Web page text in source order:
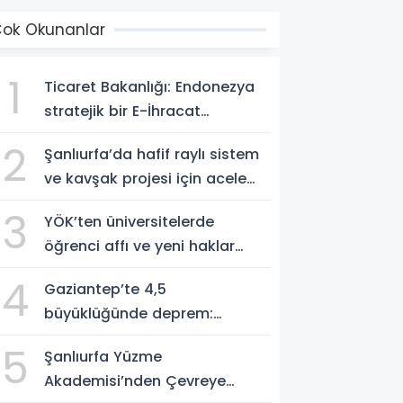
Okunanlar
1
Ticaret Bakanlığı: Endonezya
stratejik bir E-İhracat
2
Şanlıurfa’da hafif raylı sistem
ve kavşak projesi için acele
3
YÖK’ten üniversitelerde
öğrenci affı ve yeni haklar
4
Gaziantep’te 4,5
büyüklüğünde deprem:
5
Şanlıurfa Yüzme
Akademisi’nden Çevreye